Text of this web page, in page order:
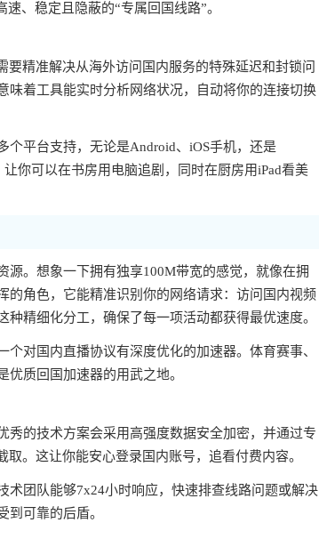
、稳定且隐蔽的“专属回国线路”。
精准解决从海外访问国内服务的特殊延迟和封锁问
味着工具能实时分析网络状况，自动将你的连接切换
个平台支持，无论是Android、iOS手机，还是
你可以在书房用电脑追剧，同时在厨房用iPad看美
。想象一下拥有独享100M带宽的感觉，就像在拥
角色，它能精准识别你的网络请求：访问国内视频
精细化分工，确保了每一项活动都获得最优速度。
对国内直播协议有深度优化的加速器。体育赛事、
质回国加速器的用武之地。
的技术方案会采用高强度数据安全加密，并通过专
。这让你能安心登录国内账号，追看付费内容。
团队能够7x24小时响应，快速排查线路问题或解决
可靠的后盾。